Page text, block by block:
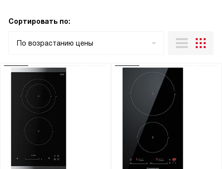
Сортировать по:
По возрастанию цены